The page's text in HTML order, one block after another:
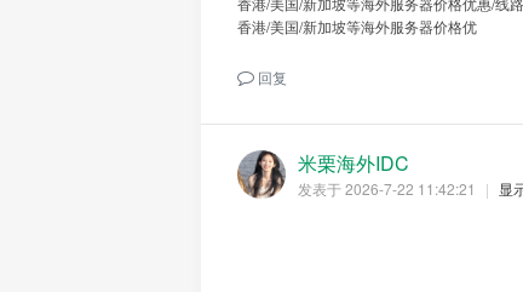
香港/美国/新加坡等海外服务器价格优
回复
米栗海外IDC
发表于 2026-7-22 11:42:21 | 显